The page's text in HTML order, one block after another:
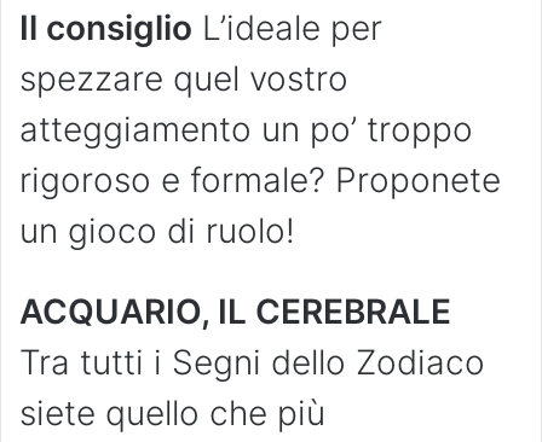
Il consiglio L’ideale per
spezzare quel vostro
atteggiamento un po’ troppo
rigoroso e formale? Proponete
un gioco di ruolo!
ACQUARIO, IL CEREBRALE
Tra tutti i Segni dello Zodiaco
siete quello che più